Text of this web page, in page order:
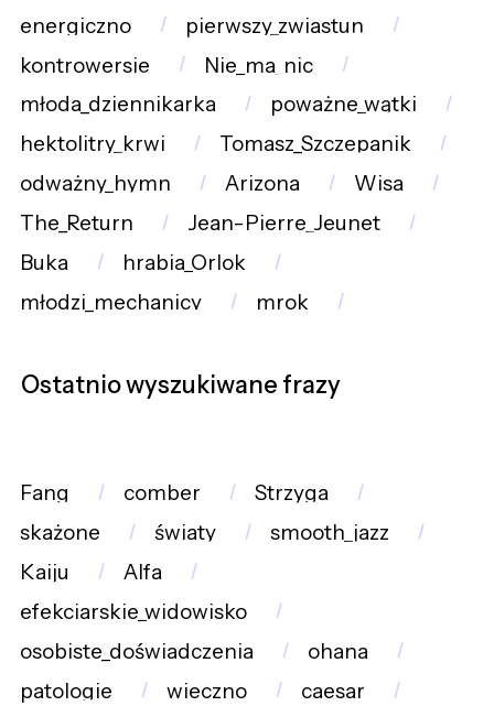
energiczno
pierwszy_zwiastun
kontrowersje
Nie_ma_nic
młoda_dziennikarka
poważne_wątki
hektolitry_krwi
Tomasz_Szczepanik
odważny_hymn
Arizona
Wisa
The_Return
Jean-Pierre_Jeunet
Buka
hrabia_Orlok
młodzi_mechanicy
mrok
Ostatnio wyszukiwane frazy
Fang comber
Strzyga
skażone
światy
smooth_jazz
Kaiju
Alfa
efekciarskie_widowisko
osobiste_doświadczenia
ohana
patologie
wieczno
caesar